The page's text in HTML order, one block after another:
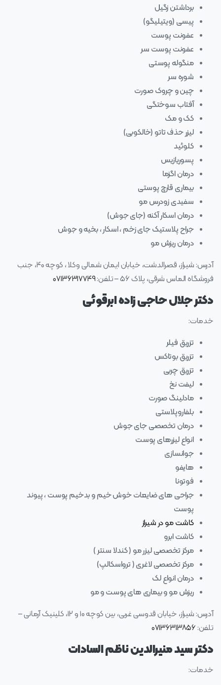
برداشتن زگیل
پیسی (ویتیلیگو)
عفونت پوست
عفونت پوست سر
منگوله پوستی
شوره سر
چین و چروک صورت
آفتاب سوختگی
کک و مک
لیزر حذف تاتو (خالکوبی)
کلوئید
پسوریازیس
درمان اگزما
بیماری قارچ پوستی
سفیدی زودرس مو
درمان اسکار آکنه (جای جوش)
جراح پلاستیک جای زخم ، اسکار ، بخیه و جوش
درمان ریزش مو
آدرس: شیراز، قصرالدشت، خیابان ایمان شمالی وکلا ، کوچه ۴۰، جنب
فروشگاه الماس شرقی، پلاک ۵۶ – تلفن:
۰۷۱۳۶۳۱۷۷۴۹
دکتر جلال حاجی زاده ابرقوئی
خدمات:
تزریق فیلر
تزریق بوتاکس
تزریق چربی
لیفت نخ
مادلینگ صورت
بلفاروپلاستی
درمان تخصصی جای جوش
انواع لیزرهای پوست
جوانسازی
هایفو
فوتونا
جراحی های ضایعات خوش خیم و بدخیم پوست ، پیوند
پوست
کاشت مو در شیراز
کاشت ابرو
مرکز تخصصی لیزر مو ( کندلا سنتر )
مرکز تخصصی لاغری ( ترواسکالپ)
درمان انواع لک
ریزش مو و بیماری های پوست و مو
آدرس: شیراز، خیابان قدوسی غربی، بین کوچه ۱۰ و ۱۲، کلینیک آرمانی –
تلفن: ۰۷۱۳۶۳۱۳۸۵۶
دکتر سید منیرالدین ناظم السادات
خدمات: